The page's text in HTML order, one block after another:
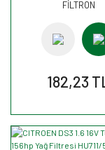
FİLTRON
182,23 TL